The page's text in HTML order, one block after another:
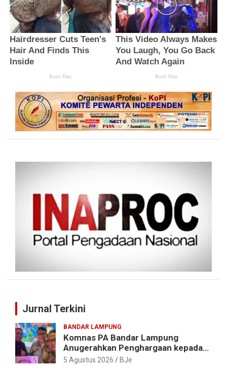
Jurnal Terkini
BANDAR LAMPUNG
Komnas PA Bandar Lampung
Anugerahkan Penghargaan kepada
Kombes Pol. Alfret Jacob Tilukay
5 Agustus 2026 BJe